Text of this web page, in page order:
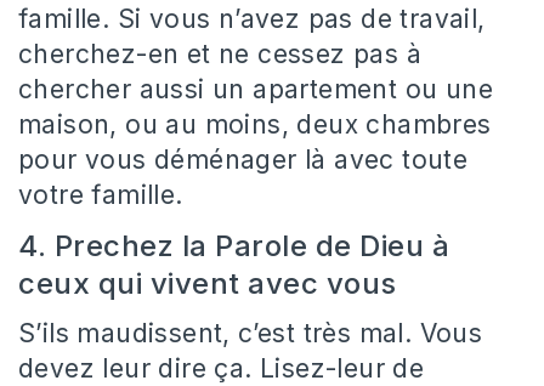
famille. Si vous n’avez pas de travail,
cherchez-en et ne cessez pas à
chercher aussi un apartement ou une
maison, ou au moins, deux chambres
pour vous déménager là avec toute
votre famille.
4. Prechez la Parole de Dieu à
ceux qui vivent avec vous
S’ils maudissent, c’est très mal. Vous
devez leur dire ça. Lisez-leur de